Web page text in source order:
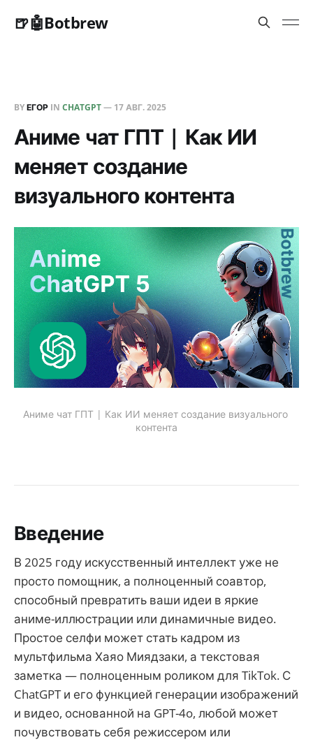
🍺🤖Botbrew
BYЕГОР IN CHATGPT— 17 АВГ. 2025
Аниме чат ГПТ | Как ИИ
меняет создание
визуального контента
Аниме чат ГПТ | Как ИИ меняет создание визуального
контента
Введение
В 2025 году искусственный интеллект уже не
просто помощник, а полноценный соавтор,
способный превратить ваши идеи в яркие
аниме-иллюстрации или динамичные видео.
Простое селфи может стать кадром из
мультфильма Хаяо Миядзаки, а текстовая
заметка — полноценным роликом для TikTok. С
ChatGPT и его функцией генерации изображений
и видео, основанной на GPT-4o, любой может
почувствовать себя режиссером или